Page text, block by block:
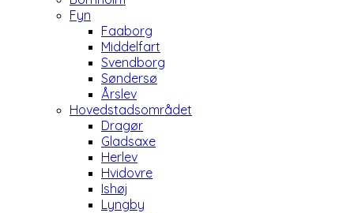
Fyn
Faaborg
Middelfart
Svendborg
Søndersø
Årslev
Hovedstadsområdet
Dragør
Gladsaxe
Herlev
Hvidovre
Ishøj
Lyngby